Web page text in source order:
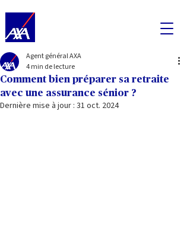
Comment bien préparer sa retraite
avec une assurance sénior ?
Agent général AXA
4 min de lecture
Dernière mise à jour : 31 oct. 2024